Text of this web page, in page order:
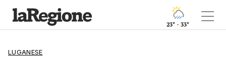
23° - 33°
LUGANESE